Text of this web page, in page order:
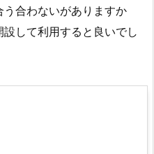
合わないがありますか
して利用すると良いでし